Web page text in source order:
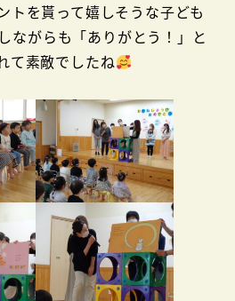
トを貰って嬉しそうな子ども
ながらも「ありがとう！」と
て素敵でしたね